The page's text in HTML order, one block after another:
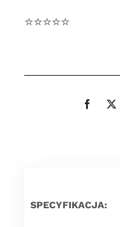
⭐️⭐️⭐️⭐️⭐️
SPECYFIKACJA: